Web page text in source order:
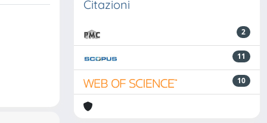
Citazioni
2
11
10